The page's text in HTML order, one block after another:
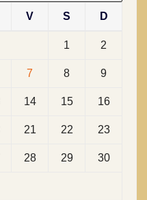
V S D
1 2
7 8 9
14 15 16
21 22 23
28 29 30